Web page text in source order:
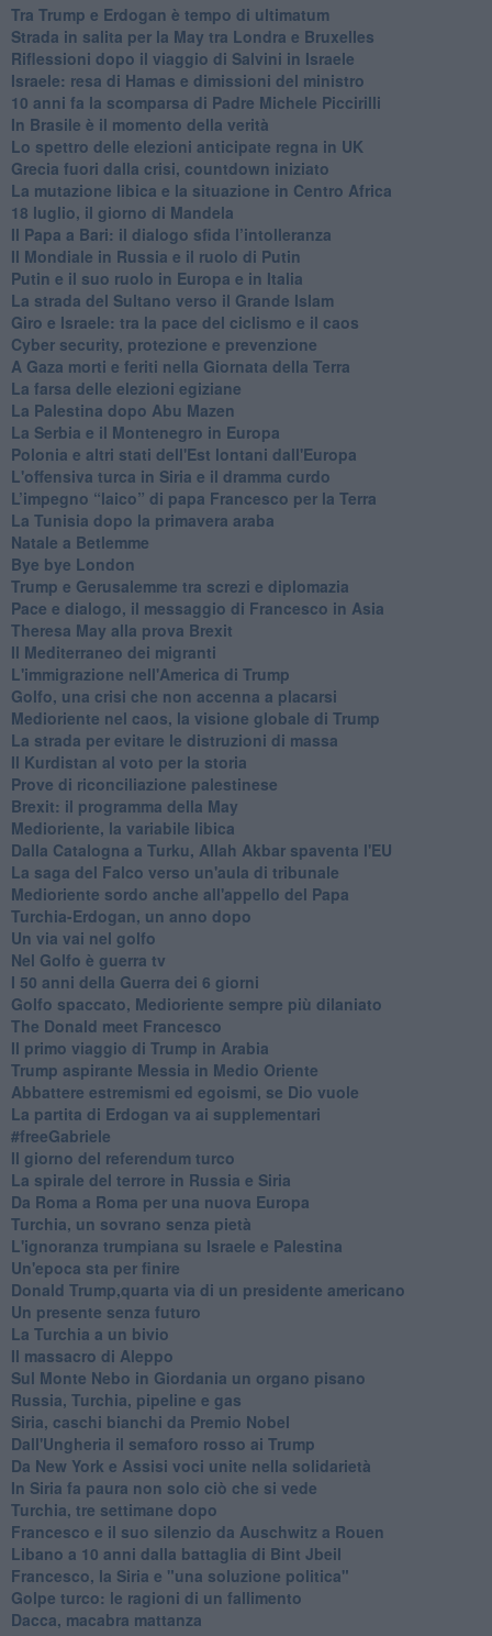
Tra Trump e Erdogan è tempo di ultimatum
Strada in salita per la May tra Londra e Bruxelles
Riflessioni dopo il viaggio di Salvini in Israele
Israele: resa di Hamas e dimissioni del ministro
10 anni fa la scomparsa di Padre Michele Piccirilli
In Brasile è il momento della verità
Lo spettro delle elezioni anticipate regna in UK
Grecia fuori dalla crisi, countdown iniziato
La mutazione libica e la situazione in Centro Africa
18 luglio, il giorno di Mandela
Il Papa a Bari: il dialogo sfida l’intolleranza
Il Mondiale in Russia e il ruolo di Putin
Putin e il suo ruolo in Europa e in Italia
La strada del Sultano verso il Grande Islam
Giro e Israele: tra la pace del ciclismo e il caos
Cyber security, protezione e prevenzione
A Gaza morti e feriti nella Giornata della Terra
La farsa delle elezioni egiziane
La Palestina dopo Abu Mazen
La Serbia e il Montenegro in Europa
Polonia e altri stati dell'Est lontani dall'Europa
L'offensiva turca in Siria e il dramma curdo
L’impegno “laico” di papa Francesco per la Terra
La Tunisia dopo la primavera araba
Natale a Betlemme
Bye bye London
Trump e Gerusalemme tra screzi e diplomazia
Pace e dialogo, il messaggio di Francesco in Asia
Theresa May alla prova Brexit
Il Mediterraneo dei migranti
L'immigrazione nell'America di Trump
Golfo, una crisi che non accenna a placarsi
Medioriente nel caos, la visione globale di Trump
La strada per evitare le distruzioni di massa
Il Kurdistan al voto per la storia
Prove di riconciliazione palestinese
Brexit: il programma della May
Medioriente, la variabile libica
Dalla Catalogna a Turku, Allah Akbar spaventa l'EU
La saga del Falco verso un'aula di tribunale
Medioriente sordo anche all'appello del Papa
Turchia-Erdogan, un anno dopo
Un via vai nel golfo
Nel Golfo è guerra tv
I 50 anni della Guerra dei 6 giorni
Golfo spaccato, Medioriente sempre più dilaniato
The Donald meet Francesco
Il primo viaggio di Trump in Arabia
Trump aspirante Messia in Medio Oriente
Abbattere estremismi ed egoismi, se Dio vuole
La partita di Erdogan va ai supplementari
#freeGabriele
Il giorno del referendum turco
La spirale del terrore in Russia e Siria
Da Roma a Roma per una nuova Europa
Turchia, un sovrano senza pietà
L'ignoranza trumpiana su Israele e Palestina
Un'epoca sta per finire
Donald Trump,quarta via di un presidente americano
Un presente senza futuro
La Turchia a un bivio
Il massacro di Aleppo
Sul Monte Nebo in Giordania un organo pisano
Russia, Turchia, pipeline e gas
Siria, caschi bianchi da Premio Nobel
Dall'Ungheria il semaforo rosso ai Trump
Da New York e Assisi voci unite nella solidarietà
In Siria fa paura non solo ciò che si vede
Turchia, tre settimane dopo
Francesco e il suo silenzio da Auschwitz a Rouen
Libano a 10 anni dalla battaglia di Bint Jbeil
Francesco, la Siria e "una soluzione politica"
Golpe turco: le ragioni di un fallimento
Dacca, macabra mattanza